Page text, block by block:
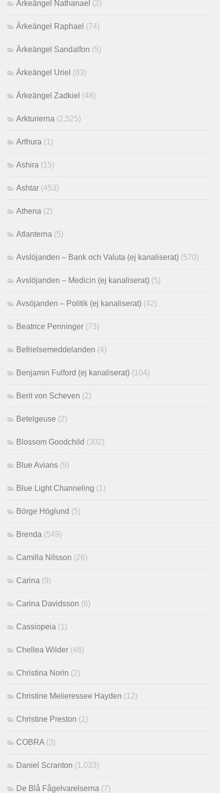
Ärkeängel Nathanael (2)
Ärkeängel Raphael (74)
Ärkeängel Sandalfon (5)
Ärkeängel Uriel (83)
Ärkeängel Zadkiel (48)
Arkturierna (2,525)
Arthura (1)
Ashira (15)
Ashtar (453)
Athena (2)
Atlanterna (5)
Avslöjanden – Bank och Valuta (ej kanaliserat) (570)
Avslöjanden – Medicin (ej kanaliserat) (5)
Avsöjanden – Politik (ej kanaliserat) (42)
Beatrice Penninger (73)
Befrielsemeddelanden (4)
Benjamin Fulford (ej kanaliserat) (104)
Berit von Scheven (2)
Betelgeuse (2)
Blossom Goodchild (302)
Blue Avians (9)
Blue Light Channeling (1)
Börge Höglund (5)
Brenda (549)
Camilla Nilsson (26)
Carina (9)
Carina Davidsson (6)
Cassiopeia (1)
Chellea Wilder (48)
Christina Norin (2)
Christine Melieressee Hayden (12)
Christine Preston (1)
COBRA (3)
Daniel Scranton (1,033)
De Blå Fågelvarelserna (7)